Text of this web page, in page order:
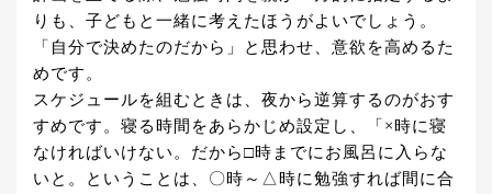
りも、子どもと一緒に考えたほうがよいでしょう。
「自分で決めたのだから」と思わせ、意欲を高めるた
めです。
スケジュールを組むときは、夜から逆算するのがおす
すめです。寝る時間をあらかじめ設定し、「×時に寝
なければいけない。だから□時までにお風呂に入らな
いと。ということは、〇時～△時に勉強すれば間に合